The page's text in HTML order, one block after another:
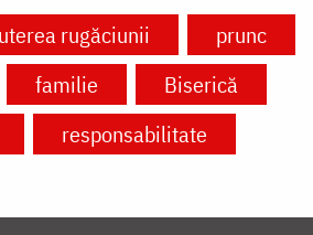
rugăciunii
prunc
familie
Biserică
responsabilitate